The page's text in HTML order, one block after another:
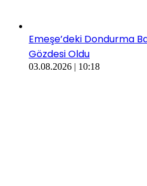
​​Emeşe’deki Dondurma
Gözdesi Oldu
03.08.2026 | 10:18